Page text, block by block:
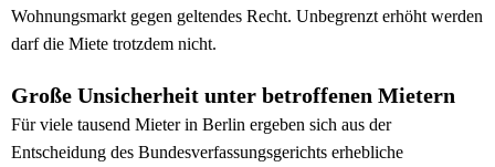
Wohnungsmarkt gegen geltendes Recht. Unbegrenzt erhöht werden
darf die Miete trotzdem nicht.
Große Unsicherheit unter betroffenen Mietern
Für viele tausend Mieter in Berlin ergeben sich aus der
Entscheidung des Bundesverfassungsgerichts erhebliche